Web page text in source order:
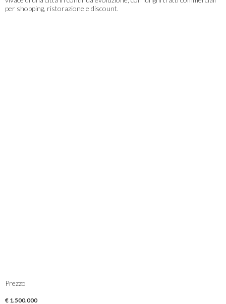
per shopping, ristorazione e discount.
Prezzo
€ 1.500.000